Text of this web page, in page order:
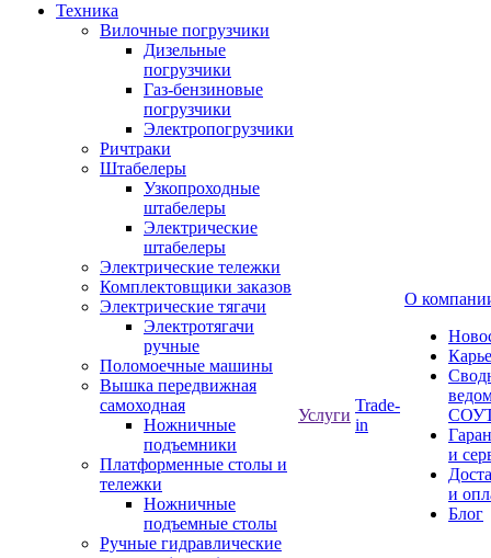
Техника
Вилочные погрузчики
Дизельные
погрузчики
Газ-бензиновые
погрузчики
Электропогрузчики
Ричтраки
Штабелеры
Узкопроходные
штабелеры
Электрические
штабелеры
Электрические тележки
Комплектовщики заказов
Электрические тягачи
Электротягачи
ручные
Поломоечные машины
Вышка передвижная
самоходная
Ножничные
подъемники
Платформенные столы и
тележки
Ножничные
подъемные столы
Ручные гидравлические
Услуги
Trade-
in
О
и
и
Блог